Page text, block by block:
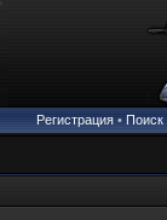
Регистрация• Поиск